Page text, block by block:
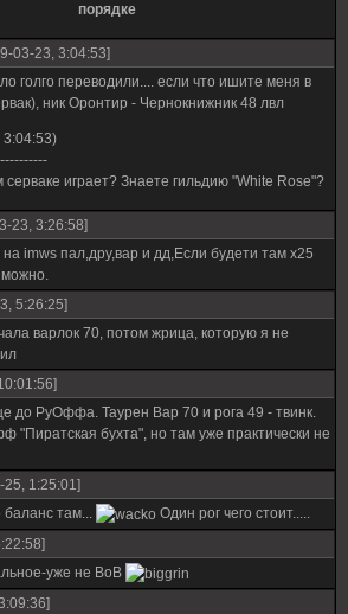
порядке
03-23, 3:04:53]
голго переводили.... если что ишите меня в
ник Оронтир - Чернокнижник 48 лвл
серваке играет? Знаете гильдию "White Rose"?
23, 3:26:58]
imws пал,дру,вар и дд,Если будети там х25
можно.
5:26:25]
варлок 70, потом жрица, которую я не
до РуОффа. Таурен Вар 70 и рога 49 - твинк.
"Пиратская бухта", но там уже практически не
25, 1:25:01]
баланс там...
Один рог чего стоит.....
уже не ВоВ